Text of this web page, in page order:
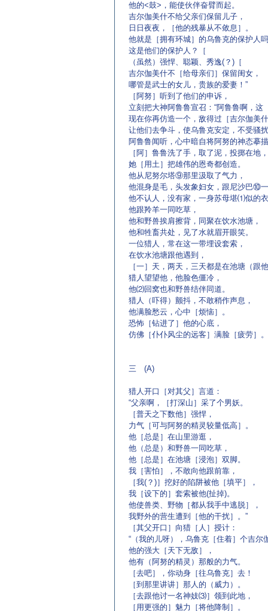
他的<鼓>，能使伙伴奋臂而起。
吉尔伽美什不给父亲们保留儿子，
日日夜夜，［他的残暴从不敛息］。
他就是［拥有环城］的乌鲁克的保护人
这是他们的保护人？［
（虽然）强悍、聪颖、秀逸(？)［
吉尔伽美什不［给母亲们］保留闺女，
哪管是武士的女儿，贵族的爱妻！”
［阿努］听到了他们的申诉，
立刻把大神阿鲁鲁宣召：“阿鲁鲁啊，这
现在你再仿造一个，敌得过［吉尔伽美
让他们去争斗，使乌鲁克安定，不受骚
阿鲁鲁闻听，心中暗自将阿努的神态摹
［阿］鲁鲁洗了手，取了泥，投掷在地，
她［用土］把雄伟的恩奇都创造。
他从尼努尔塔⑨那里汲取了气力，
他混身是毛，头发象妇女，跟尼沙巴⑩
他不认人，没有家，一身苏母堪⑴似的
他跟羚羊一同吃草，
他和野兽挨肩擦背，同聚在饮水池塘，
他和牲畜共处，见了水就眉开眼笑。
一位猎人，常在这一带埋设套索，
在饮水池塘跟他遇到，
［一］天，两天，三天都是在池塘（跟
猎人望望他，他脸色僵冷，
他⑵回窝也和野兽结伴同道。
猎人（吓得）颤抖，不敢稍作声息，
他满脸愁云，心中［烦恼］。
恐怖［钻进了］他的心底，
仿佛［仆仆风尘的远客］满脸［疲劳］。
三 (A)
猎人开口［对其父］言道：
“父亲啊，［打深山］采了个男妖。
［普天之下数他］强悍，
力气［可与阿努的精灵较量低高］。
他［总是］在山里游逛，
他（总是）和野兽一同吃草，
他［总是］在池塘［浸泡］双脚。
我［害怕］，不敢向他跟前靠，
［我(？)］挖好的陷阱被他［填平］，
我［设下的］套索被他(扯掉)。
他使兽类、野物［都从我手中逃脱］，
我野外的营生遭到［他的干扰］。”
［其父开口］向猎［人］授计：
“（我的儿呀），乌鲁克［住着］个吉尔
他的强大［天下无敌］，
他有（阿努的精灵）那般的力气。
［去吧］，你动身［往乌鲁克］去！
［到那里讲讲］那人的（威力）。
［去跟他讨一名神妓⑶］领到此地，
［用更强的］魅力［将他降制］。